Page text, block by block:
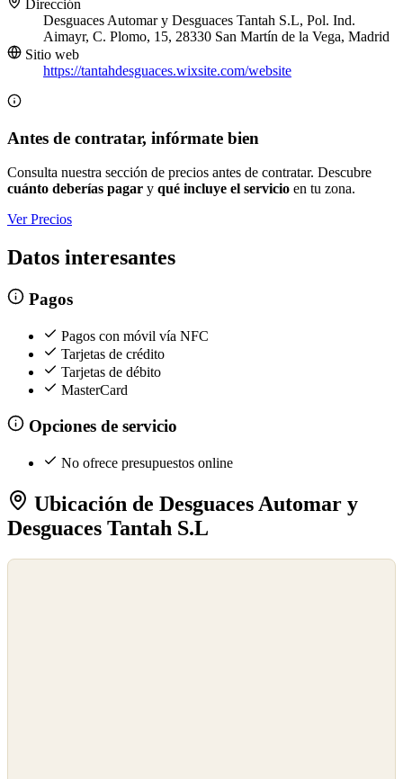
Dirección
Desguaces Automar y Desguaces Tantah S.L, Pol. Ind.
Aimayr, C. Plomo, 15, 28330 San Martín de la Vega, Madrid
Sitio web
https://tantahdesguaces.wixsite.com/website
Antes de contratar, infórmate bien
Consulta nuestra sección de precios antes de contratar. Descubre
cuánto deberías pagar y qué incluye el servicio en tu zona.
Ver Precios
Datos interesantes
Pagos
Pagos con móvil vía NFC
Tarjetas de crédito
Tarjetas de débito
MasterCard
Opciones de servicio
No ofrece presupuestos online
Ubicación de Desguaces Automar y
Desguaces Tantah S.L